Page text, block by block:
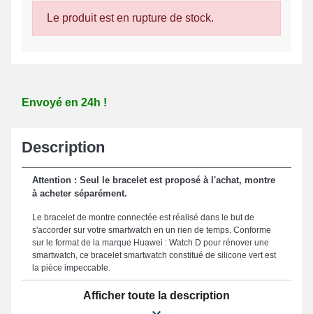
Le produit est en rupture de stock.
Envoyé en 24h !
Description
Attention : Seul le bracelet est proposé à l'achat, montre
à acheter séparément.
Le bracelet de montre connectée est réalisé dans le but de
s'accorder sur votre smartwatch en un rien de temps. Conforme
sur le format de la marque Huawei : Watch D pour rénover une
smartwatch, ce bracelet smartwatch constitué de silicone vert est
la pièce impeccable.
Adoptez la qualité de ce produit équipé d'une fermeture ardillon
verte robuste, il offre une sécurité totale dans toutes les
Afficher toute la description